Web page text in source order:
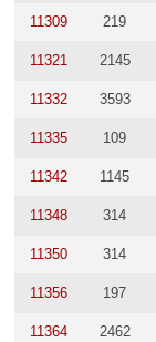
11309 219
11321 2145
11332 3593
11335 109
11342 1145
11348 314
11350 314
11356 197
11364 2462